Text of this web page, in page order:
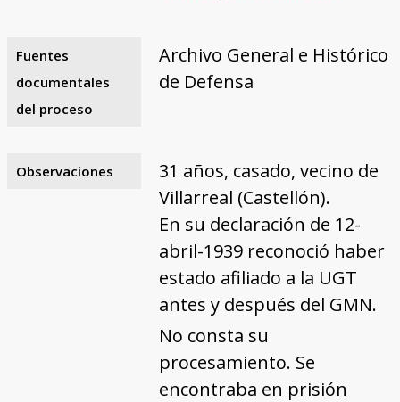
Fuentes
documentales
del proceso
Archivo General e Histórico
de Defensa
Observaciones
31 años, casado, vecino de
Villarreal (Castellón).
En su declaración de 12-
abril-1939 reconoció haber
estado afiliado a la UGT
antes y después del GMN.
No consta su
procesamiento. Se
encontraba en prisión